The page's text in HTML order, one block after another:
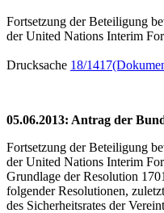
Fortsetzung der Beteiligung
der United Nations Interim
Drucksache 18/1417
05.06.2013: Antrag der
Fortsetzung der Beteiligung
der United Nations Interim
Grundlage der Resolution
folgender Resolutionen,
des Sicherheitsrates der